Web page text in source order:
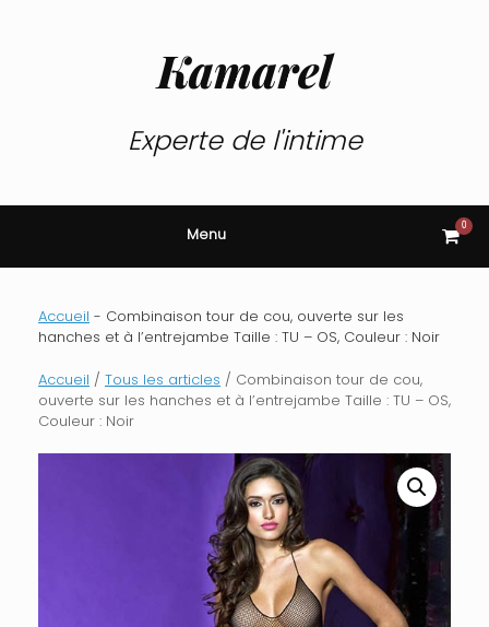
Kamarel
Experte de l'intime
Menu View
cart
0
Accueil - Combinaison tour de cou, ouverte sur les
hanches et à l’entrejambe Taille : TU – OS, Couleur : Noir
Accueil / Tous les articles / Combinaison tour de cou,
ouverte sur les hanches et à l’entrejambe Taille : TU – OS,
Couleur : Noir